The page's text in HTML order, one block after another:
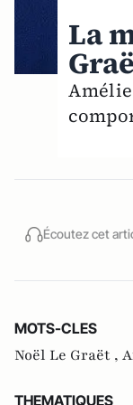
La
Écoutez cet
MOTS-CLES
Noël Le Graët ,
THEMATIQUES